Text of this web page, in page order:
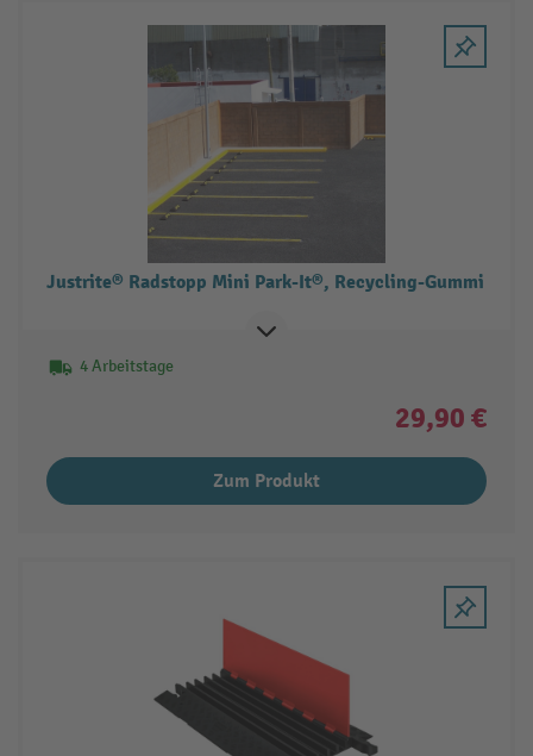
Justrite® Radstopp Mini Park-It®, Recycling-Gummi
4 Arbeitstage
29,90 €
Zum Produkt